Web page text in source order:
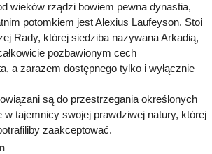
wieków rządzi bowiem pewna dynastia,
potomkiem jest Alexius Laufeyson. Stoi
Rady, której siedziba nazywana Arkadią,
pozbawionym cech
a zarazem dostępnego tylko i wyłącznie
są do przestrzegania określonych
w tajemnicy swojej prawdziwej natury, której
zaakceptować.